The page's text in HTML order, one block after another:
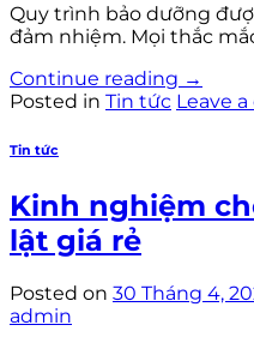
Quy trình bảo dưỡng
đảm nhiệm. Mọi thắc
Continue reading →
Posted in Tin tức Leave
Tin tức
Kinh nghiệm
lật giá rẻ
Posted on 30 Tháng 4,
admin